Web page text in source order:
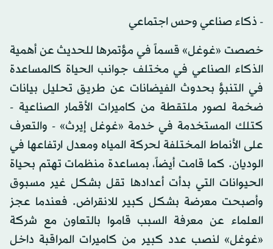
- ذكاء صناعي وحس اجتماعي
خصصت «غوغل» قسماً في مؤتمرها للحديث عن أهمية
الذكاء الصناعي في مختلف جوانب الحياة كالمساعدة
في التنبؤ بحدوث الفيضانات عن طريق تحليل بيانات
ضخمة لصور ملتقطة من كاميرات الأقمار الصناعية -
كتلك المستخدمة في خدمة «غوغل إيرث» - والتعرف
على الأنماط المختلفة لحركة المياه ومعدل ارتفاعها في
الوديان. كما قامت أيضاً، بمساعدة منظمات تهتم بحياة
الحيوانات التي بدأت أعدادها تقل بشكل غير مسبوق
وأصبحت معرضة بشكل كبير للانقراض. فعندما عجز
العلماء عن معرفة السبب قاموا بالتعاون مع شركة
«غوغل» لنصب عدد كبير من كاميرات المراقبة داخل